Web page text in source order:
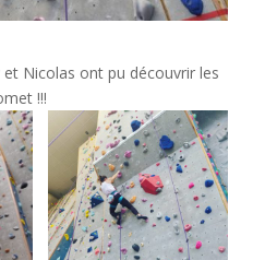
Nicolas ont pu découvrir les
!!!